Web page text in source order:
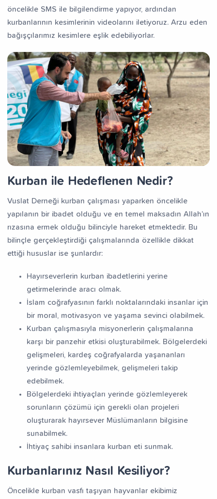
öncelikle SMS ile bilgilendirme yapıyor, ardından
kurbanlarının kesimlerinin videolarını iletiyoruz. Arzu eden
bağışçılarımız kesimlere eşlik edebiliyorlar.
Kurban ile Hedeflenen Nedir?
Vuslat Derneği kurban çalışması yaparken öncelikle
yapılanın bir ibadet olduğu ve en temel maksadın Allah’ın
rızasına ermek olduğu bilinciyle hareket etmektedir. Bu
bilinçle gerçekleştirdiği çalışmalarında özellikle dikkat
ettiği hususlar ise şunlardır:
Hayırseverlerin kurban ibadetlerini yerine
getirmelerinde aracı olmak.
İslam coğrafyasının farklı noktalarındaki insanlar için
bir moral, motivasyon ve yaşama sevinci olabilmek.
Kurban çalışmasıyla misyonerlerin çalışmalarına
karşı bir panzehir etkisi oluşturabilmek. Bölgelerdeki
gelişmeleri, kardeş coğrafyalarda yaşananları
yerinde gözlemleyebilmek, gelişmeleri takip
edebilmek.
Bölgelerdeki ihtiyaçları yerinde gözlemleyerek
sorunların çözümü için gerekli olan projeleri
oluşturarak hayırsever Müslümanların bilgisine
sunabilmek.
İhtiyaç sahibi insanlara kurban eti sunmak.
Kurbanlarınız Nasıl Kesiliyor?
Öncelikle kurban vasfı taşıyan hayvanlar ekibimiz